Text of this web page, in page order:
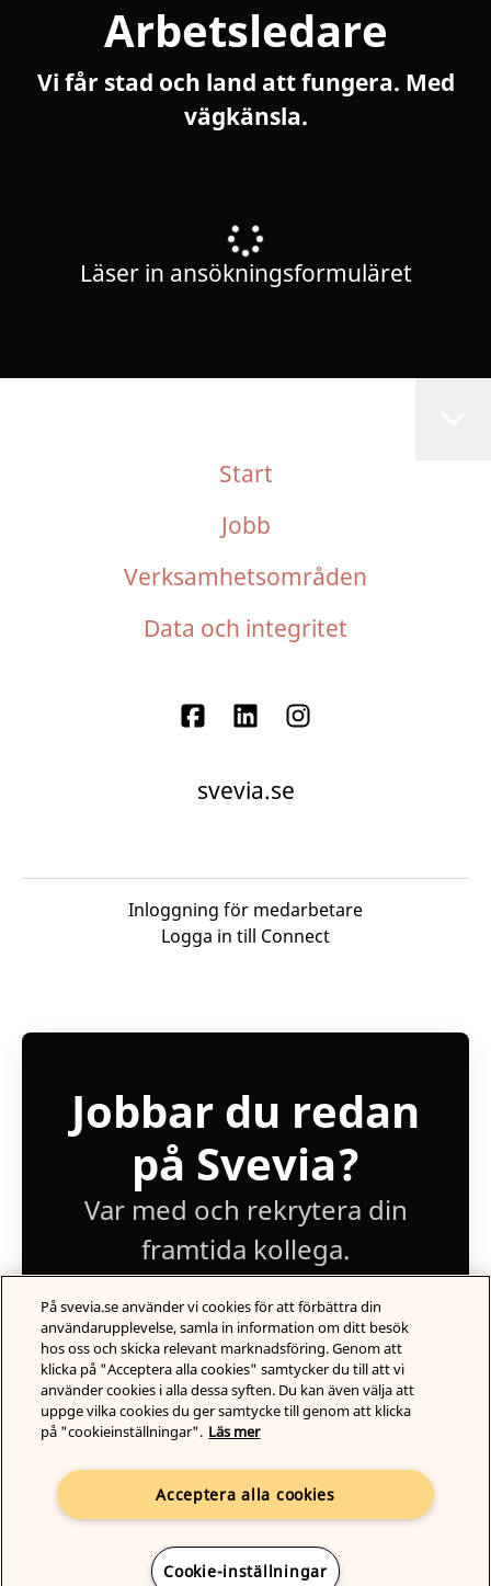
Skicka ansökan
Arbetsledare
Vi får stad och land att fungera. Med
vägkänsla.
Läser in ansökningsformuläret
Start
Jobb
Verksamhetsområden
Data och integritet
svevia.se
Inloggning för medarbetare
Logga in till Connect
Jobbar du redan
på Svevia?
Var med och rekrytera din
framtida kollega.
Logga in
Rekryteringsverktygfrån Teamtailor
På svevia.se använder vi cookies för att förbättra din
användarupplevelse, samla in information om ditt besök
hos oss och skicka relevant marknadsföring. Genom att
klicka på "Acceptera alla cookies" samtycker du till att vi
använder cookies i alla dessa syften. Du kan även välja att
uppge vilka cookies du ger samtycke till genom att klicka
på "cookieinställningar". Läs mer
Acceptera alla cookies
Cookie-inställningar